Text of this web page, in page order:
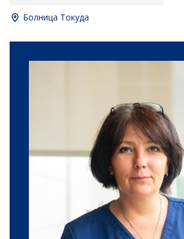
Болница Токуда